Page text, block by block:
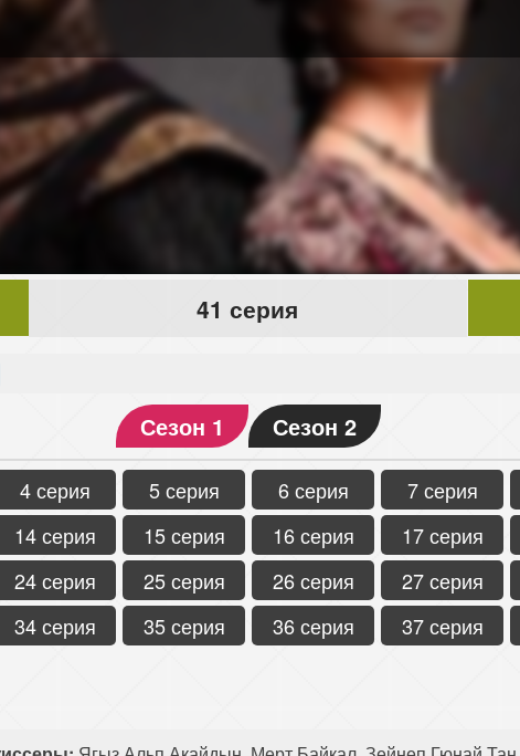
41 серия
Сезон 1 Сезон 2
4 серия 5 серия 6 серия 7 серия
14 серия 15 серия 16 серия 17 серия
24 серия 25 серия 26 серия 27 серия
34 серия 35 серия 36 серия 37 серия